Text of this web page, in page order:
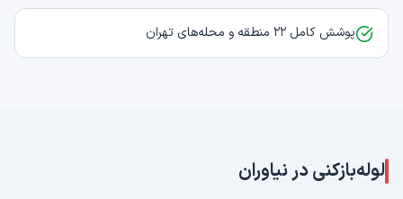
پوشش کامل ۲۲ منطقه و محله‌های تهران
لوله‌بازکنی درنیاوران